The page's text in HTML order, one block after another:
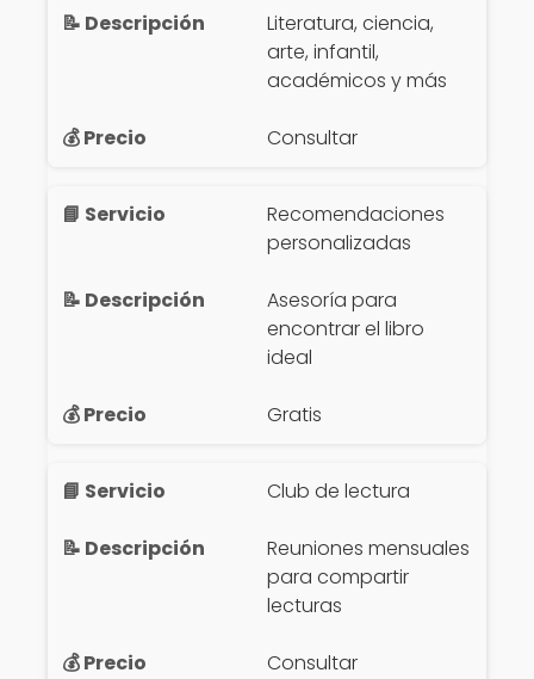
Literatura, ciencia,
arte, infantil,
académicos y más
Consultar
Recomendaciones
personalizadas
Asesoría para
encontrar el libro
ideal
Gratis
Club de lectura
Reuniones mensuales
para compartir
lecturas
Consultar